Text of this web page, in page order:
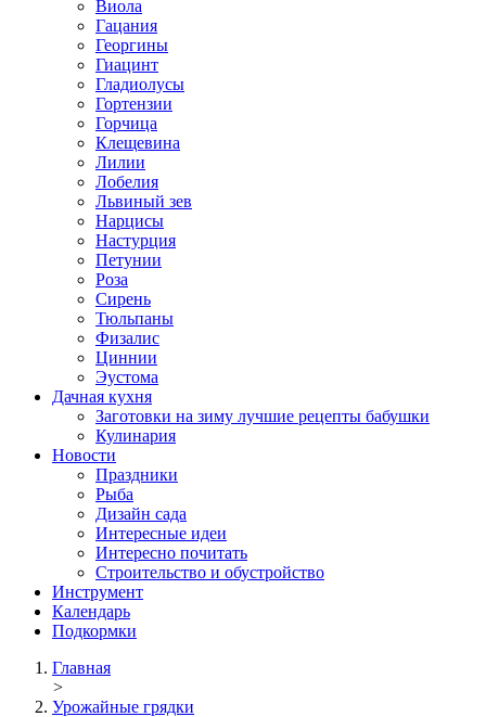
Виола
Гацания
Георгины
Гиацинт
Гладиолусы
Гортензии
Горчица
Клещевина
Лилии
Лобелия
Львиный зев
Нарцисы
Настурция
Петунии
Роза
Сирень
Тюльпаны
Физалис
Циннии
Эустома
Дачная кухня
Заготовки на зиму лучшие рецепты бабушки
Кулинария
Новости
Праздники
Рыба
Дизайн сада
Интересные идеи
Интересно почитать
Строительство и обустройство
Инструмент
Календарь
Подкормки
Главная
>
Урожайные грядки